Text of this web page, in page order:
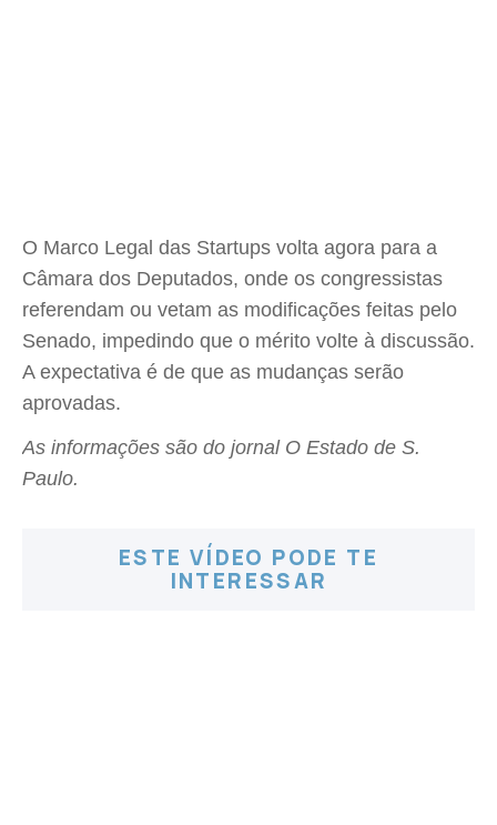
O Marco Legal das Startups volta agora para a
Câmara dos Deputados, onde os congressistas
referendam ou vetam as modificações feitas pelo
Senado, impedindo que o mérito volte à discussão.
A expectativa é de que as mudanças serão
aprovadas.
As informações são do jornal O Estado de S.
Paulo.
ESTE VÍDEO PODE TE
INTERESSAR